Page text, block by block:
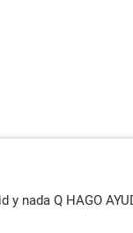
nada Q HAGO